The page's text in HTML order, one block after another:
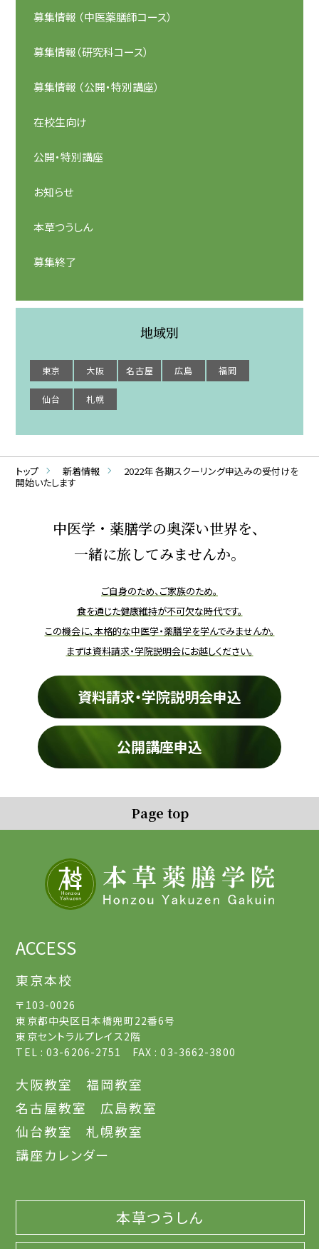
募集情報 （中医薬膳師コース）
募集情報（研究科コース）
募集情報 （公開・特別講座）
在校生向け
公開・特別講座
お知らせ
本草つうしん
募集終了
地域別
東京 大阪 名古屋 広島 福岡
仙台 札幌
トップ 新着情報
2022年 各期スクーリング申込みの受付けを
開始いたします
中医学・薬膳学の奥深い世界を、
一緒に旅してみませんか。
ご自身のため、ご家族のため。
食を通じた健康維持が不可欠な時代です。
この機会に、本格的な中医学・薬膳学を学んでみませんか。
まずは資料請求・学院説明会にお越しください。
資料請求・学院説明会申込
公開講座申込
Page top
ACCESS
東京本校
〒103-0026
東京都中央区日本橋兜町22番6号
東京セントラルプレイス2階
TEL : 03-6206-2751 FAX : 03-3662-3800
大阪教室
福岡教室
名古屋教室
広島教室
仙台教室
札幌教室
講座カレンダー
本草つうしん